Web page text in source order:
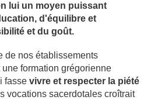
lui un moyen puissant
d'équilibre et
et du goût.
de nos établissements
formation grégorienne
fasse vivre et respecter la piété
vocations sacerdotales croîtrait